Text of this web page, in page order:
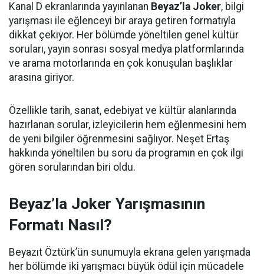
Kanal D ekranlarında yayınlanan Beyaz’la Joker, bilgi
yarışması ile eğlenceyi bir araya getiren formatıyla
dikkat çekiyor. Her bölümde yöneltilen genel kültür
soruları, yayın sonrası sosyal medya platformlarında
ve arama motorlarında en çok konuşulan başlıklar
arasına giriyor.
Özellikle tarih, sanat, edebiyat ve kültür alanlarında
hazırlanan sorular, izleyicilerin hem eğlenmesini hem
de yeni bilgiler öğrenmesini sağlıyor. Neşet Ertaş
hakkında yöneltilen bu soru da programın en çok ilgi
gören sorularından biri oldu.
Beyaz’la Joker Yarışmasının
Formatı Nasıl?
Beyazıt Öztürk’ün sunumuyla ekrana gelen yarışmada
her bölümde iki yarışmacı büyük ödül için mücadele